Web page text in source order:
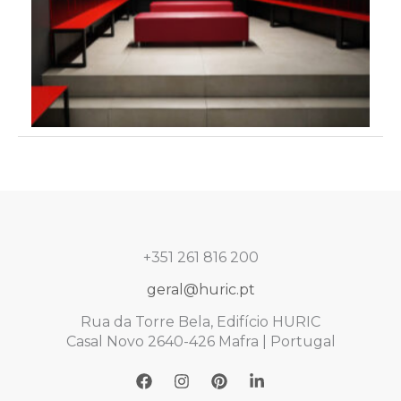
No
+351 261 816 200
geral@huric.pt
Rua da Torre Bela, Edifício HURIC
Casal Novo 2640-426 Mafra | Portugal